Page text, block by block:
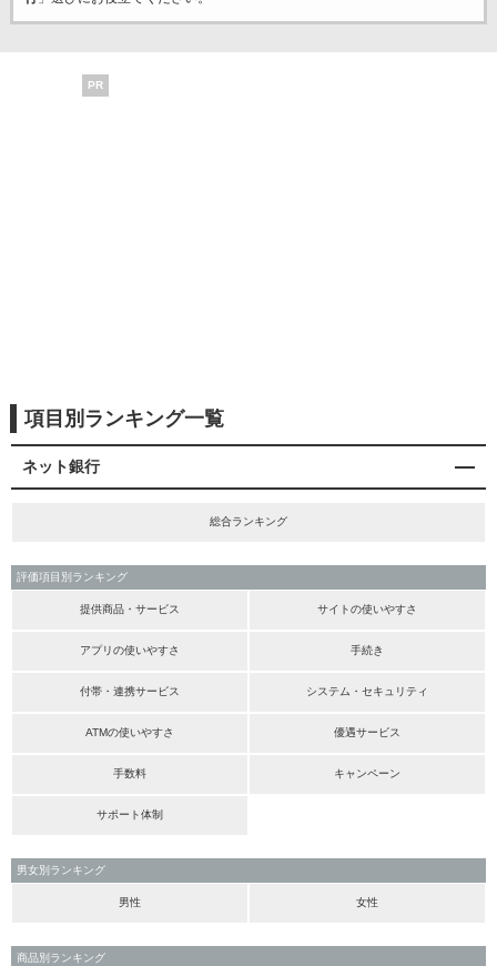
PR
項目別ランキング一覧
ネット銀行
総合ランキング
評価項目別ランキング
提供商品・サービス サイトの使いやすさ
アプリの使いやすさ 手続き
付帯・連携サービス システム・セキュリティ
ATMの使いやすさ 優遇サービス
手数料 キャンペーン
サポート体制
男女別ランキング
男性 女性
商品別ランキング